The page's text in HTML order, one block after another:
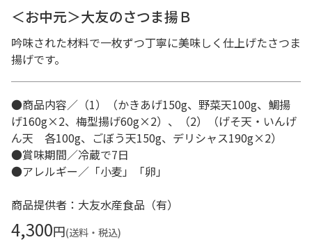
＜お中元＞大友のさつま揚Ｂ
吟味された材料で一枚ずつ丁寧に美味しく仕上げたさつま
揚げです。
●商品内容／（1）（かきあげ150g、野菜天100g、鯛揚
げ160g×2、梅型揚げ60g×2）、（2）（げそ天・いんげ
ん天 各100g、ごぼう天150g、デリシャス190g×2）
●賞味期間／冷蔵で7日
●アレルギー／「小麦」「卵」
商品提供者：大友水産食品（有）
4,300円(送料・税込)